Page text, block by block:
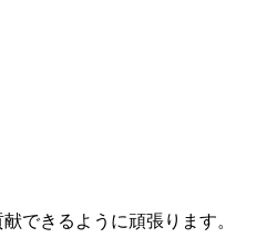
できるように頑張ります。